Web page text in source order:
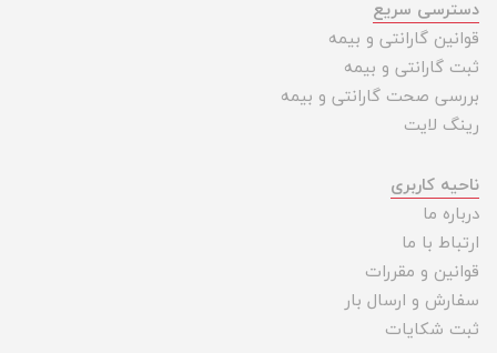
دسترسی سریع
قوانین گارانتی و بیمه
ثبت گارانتی و بیمه
بررسی صحت گارانتی و بیمه
رینگ لایت
ناحیه کاربری
درباره ما
ارتباط با ما
قوانین و مقررات
سفارش و ارسال بار
ثبت شکایات